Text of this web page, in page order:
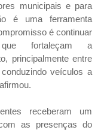
municipais e para
é uma ferramenta
é continuar
que fortaleçam a
principalmente entre
veículos a
receberam um
as presenças do